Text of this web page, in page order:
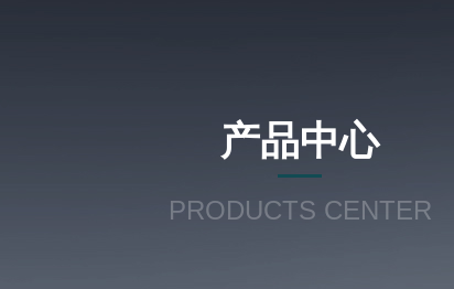
产品中心
PRODUCTS CENTER